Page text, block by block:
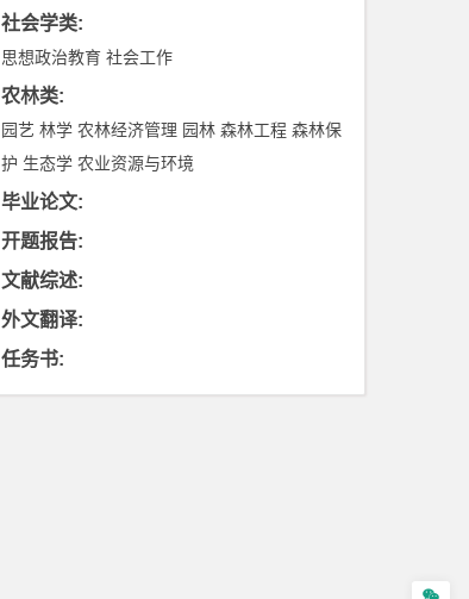
社会学类:
思想政治教育 社会工作
农林类:
园艺 林学 农林经济管理 园林 森林工程 森林保
护 生态学 农业资源与环境
毕业论文:
开题报告:
文献综述:
外文翻译:
任务书: